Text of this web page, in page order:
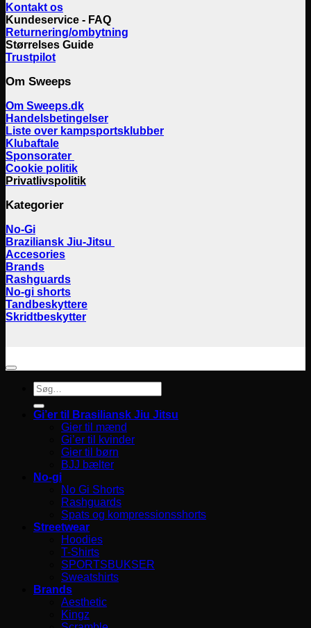
Kontakt os
Kundeservice - FAQ
Returnering/ombytning
Størrelses Guide
Trustpilot
Om Sweeps
Om Sweeps.dk
Handelsbetingelser
Liste over kampsportsklubber
Klubaftale
Sponsorater
Cookie politik
Privatlivspolitik
Kategorier
No-Gi
Braziliansk Jiu-Jitsu
Accesories
Brands
Rashguards
No-gi shorts
Tandbeskyttere
Skridtbeskytter
Søg
efter:
Gi’er til Brasiliansk Jiu Jitsu
Gier til mænd
Gi’er til kvinder
Gier til børn
BJJ bælter
No-gi
No Gi Shorts
Rashguards
Spats og kompressionsshorts
Streetwear
Hoodies
T-Shirts
SPORTSBUKSER
Sweatshirts
Brands
Aesthetic
Kingz